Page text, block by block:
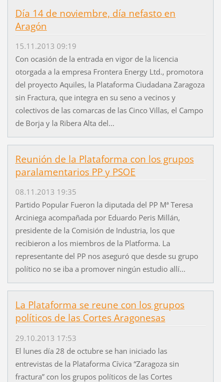
Día 14 de noviembre, día nefasto en
Aragón
15.11.2013 09:19
Con ocasión de la entrada en vigor de la licencia
otorgada a la empresa Frontera Energy Ltd., promotora
del proyecto Aquiles, la Plataforma Ciudadana Zaragoza
sin Fractura, que integra en su seno a vecinos y
colectivos de las comarcas de las Cinco Villas, el Campo
de Borja y la Ribera Alta del...
Reunión de la Plataforma con los grupos
paralamentarios PP y PSOE
08.11.2013 19:35
Partido Popular Fueron la diputada del PP Mª Teresa
Arciniega acompañada por Eduardo Peris Millán,
presidente de la Comisión de Industria, los que
recibieron a los miembros de la Platforma. La
representante del PP nos aseguró que desde su grupo
político no se iba a promover ningún estudio allí...
La Plataforma se reune con los grupos
políticos de las Cortes Aragonesas
29.10.2013 17:53
El lunes día 28 de octubre se han iniciado las
entrevistas de la Plataforma Cívica “Zaragoza sin
fractura” con los grupos políticos de las Cortes